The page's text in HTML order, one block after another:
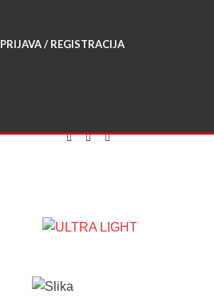
PRIJAVA / REGISTRACIJA